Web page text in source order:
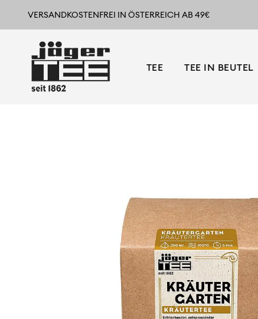
VERSANDKOSTENFREI IN ÖSTERREICH AB 49€
TEE TEE IN BEUTEL